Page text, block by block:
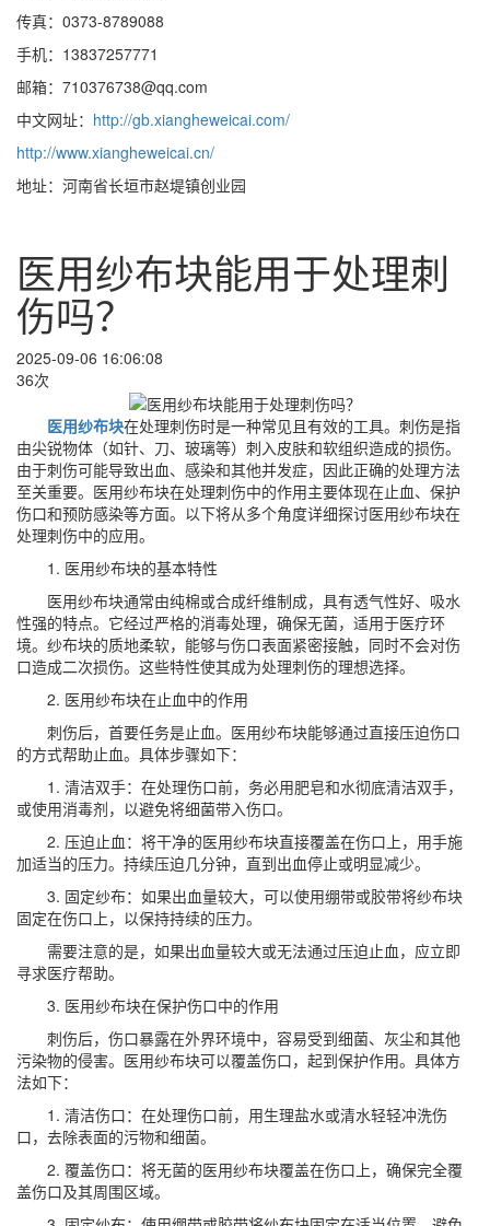
传真：0373-8789088
手机：13837257771
邮箱：710376738@qq.com
中文网址： http://gb.xiangheweicai.com/
http://www.xiangheweicai.cn/
地址：河南省长垣市赵堤镇创业园
医用纱布块能用于处理刺
伤吗？
2025-09-06 16:06:08
36次
医用纱布块在处理刺伤时是一种常见且有效的工具。刺伤是指
由尖锐物体（如针、刀、玻璃等）刺入皮肤和软组织造成的损伤。
由于刺伤可能导致出血、感染和其他并发症，因此正确的处理方法
至关重要。医用纱布块在处理刺伤中的作用主要体现在止血、保护
伤口和预防感染等方面。以下将从多个角度详细探讨医用纱布块在
处理刺伤中的应用。
1. 医用纱布块的基本特性
医用纱布块通常由纯棉或合成纤维制成，具有透气性好、吸水
性强的特点。它经过严格的消毒处理，确保无菌，适用于医疗环
境。纱布块的质地柔软，能够与伤口表面紧密接触，同时不会对伤
口造成二次损伤。这些特性使其成为处理刺伤的理想选择。
2. 医用纱布块在止血中的作用
刺伤后，首要任务是止血。医用纱布块能够通过直接压迫伤口
的方式帮助止血。具体步骤如下：
1. 清洁双手：在处理伤口前，务必用肥皂和水彻底清洁双手，
或使用消毒剂，以避免将细菌带入伤口。
2. 压迫止血：将干净的医用纱布块直接覆盖在伤口上，用手施
加适当的压力。持续压迫几分钟，直到出血停止或明显减少。
3. 固定纱布：如果出血量较大，可以使用绷带或胶带将纱布块
固定在伤口上，以保持持续的压力。
需要注意的是，如果出血量较大或无法通过压迫止血，应立即
寻求医疗帮助。
3. 医用纱布块在保护伤口中的作用
刺伤后，伤口暴露在外界环境中，容易受到细菌、灰尘和其他
污染物的侵害。医用纱布块可以覆盖伤口，起到保护作用。具体方
法如下：
1. 清洁伤口：在处理伤口前，用生理盐水或清水轻轻冲洗伤
口，去除表面的污物和细菌。
2. 覆盖伤口：将无菌的医用纱布块覆盖在伤口上，确保完全覆
盖伤口及其周围区域。